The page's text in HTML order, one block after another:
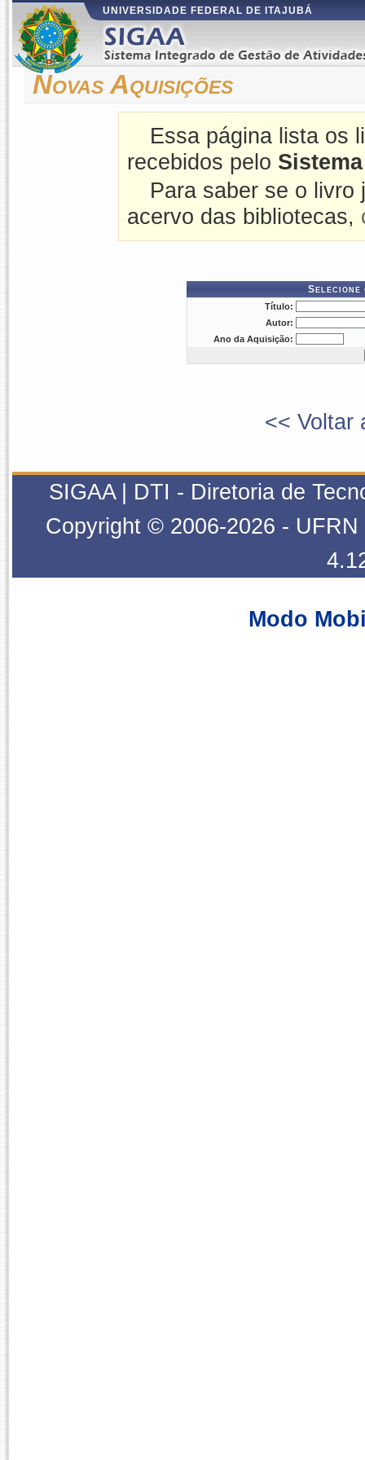
UNIVERSIDADE FEDERAL DE ITAJUBÁ
Novas Aquisições
Essa página lista os
recebidos pelo
Para saber se o
acervo das bibliotecas,
Selecione
Título:
Autor:
Ano da Aquisição:
<< Voltar
SIGAA | DTI - Diretoria de
Copyright © 2006-2026 -
Modo